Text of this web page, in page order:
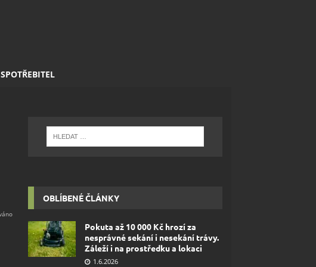
SPOTŘEBITEL
OBLÍBENÉ ČLÁNKY
Pokuta až 10 000 Kč hrozí za
nesprávné sekání i nesekání trávy.
Záleží i na prostředku a lokaci
1.6.2026